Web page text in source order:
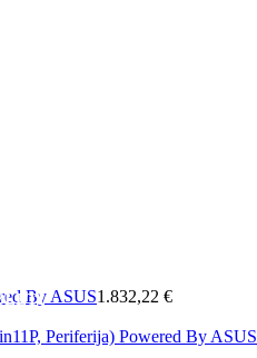
By ASUS1.832,22 €
Periferija) Powered By ASUS